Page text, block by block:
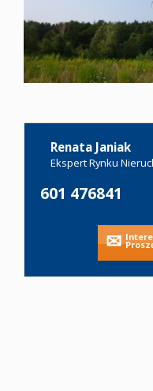
Renata Janiak
Ekspert Rynku
601 476841